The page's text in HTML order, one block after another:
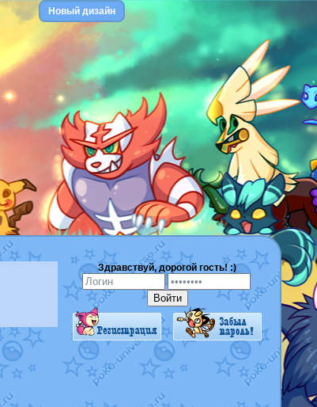
Новый дизайн
Здравствуй, дорогой гость! :)